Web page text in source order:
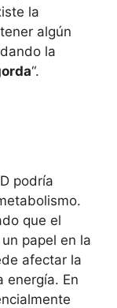
la
algún
la
“.
podría
que el
papel en la
afectar la
energía. En